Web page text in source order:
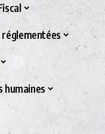
humaines